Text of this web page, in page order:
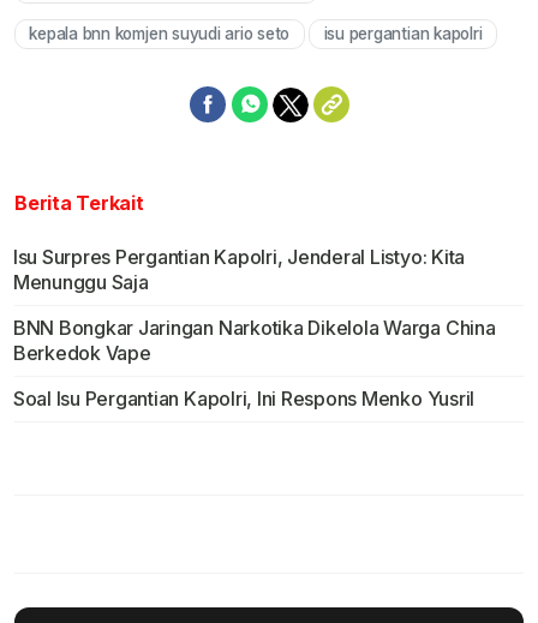
kepala bnn komjen suyudi ario seto isu pergantian kapolri
Berita Terkait
Isu Surpres Pergantian Kapolri, Jenderal Listyo: Kita
Menunggu Saja
BNN Bongkar Jaringan Narkotika Dikelola Warga China
Berkedok Vape
Soal Isu Pergantian Kapolri, Ini Respons Menko Yusril